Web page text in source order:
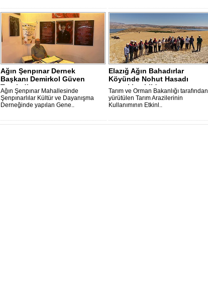
Ağın Şenpınar Dernek
Başkanı Demirkol Güven
Tazeledi
Ağın Şenpınar Mahallesinde
Şenpınarlılar Kültür ve Dayanışma
Derneğinde yapılan Gene..
Elazığ Ağın Bahadırlar
Köyünde Nohut Hasadı
gerçekleştirild..
Tarım ve Orman Bakanlığı tarafından
yürütülen Tarım Arazilerinin
Kullanımının Etkinl..